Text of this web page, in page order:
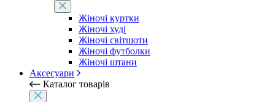
Жіночі куртки
Жіночі худі
Жіночі світшоти
Жіночі футболки
Жіночі штани
Аксесуари
Каталог товарів